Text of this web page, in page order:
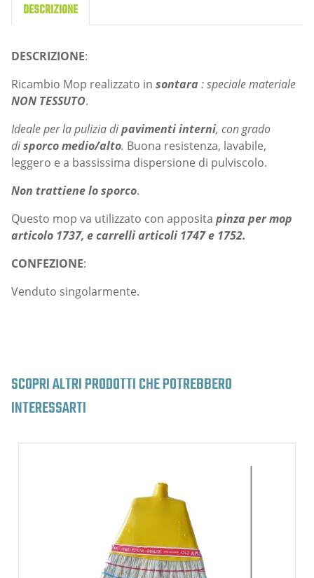
DESCRIZIONE
DESCRIZIONE:
Ricambio Mop realizzato in sontara : speciale materiale
NON TESSUTO.
Ideale per la pulizia dipavimenti interni, con grado
disporco medio/alto. Buona resistenza, lavabile,
leggero e a bassissima dispersione di pulviscolo.
Non trattiene lo sporco.
Questo mop va utilizzato con apposita pinza per mop
articolo 1737, e carrelli articoli 1747 e 1752.
CONFEZIONE:
Venduto singolarmente.
SCOPRI ALTRI PRODOTTI CHE POTREBBERO
INTERESSARTI